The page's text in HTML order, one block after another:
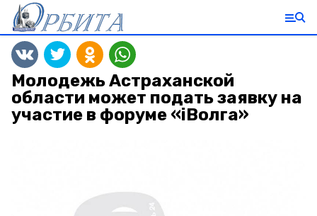
Молодежь Астраханской
области может подать заявку на
участие в форуме «iВолга»